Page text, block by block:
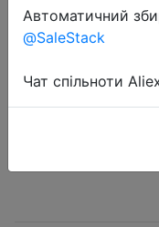
Noise
Dual-device
Автоматичний
@SaleStack
Чат спільноти